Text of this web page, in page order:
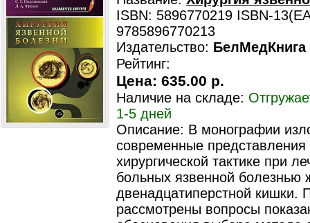
ISBN: 5896770219 ISBN-
9785896770213
Издательство: БелМедКнига
Рейтинг:
Цена: 635.00 р.
Наличие на складе:
1-5 дней
Описание: В монографии
современные представления
хирургической тактике при
больных язвенной болезнью
двенадцатиперстной кишки.
рассмотрены вопросы